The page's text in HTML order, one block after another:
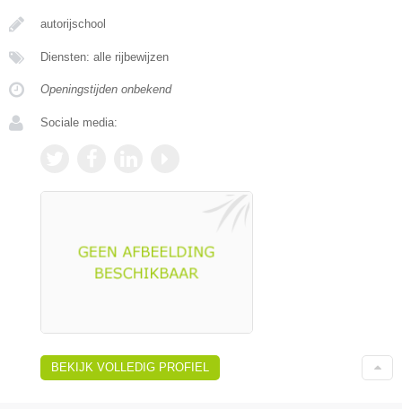
autorijschool
Diensten: alle rijbewijzen
Openingstijden onbekend
Sociale media:
BEKIJK VOLLEDIG PROFIEL